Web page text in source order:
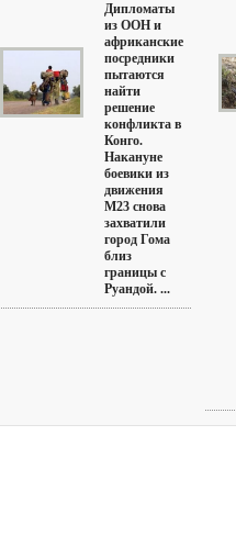
Дипломаты
из ООН и
африканские
посредники
пытаются
найти
решение
конфликта в
Конго.
Накануне
боевики из
движения
М23 снова
захватили
город Гома
близ
границы с
Руандой. ...